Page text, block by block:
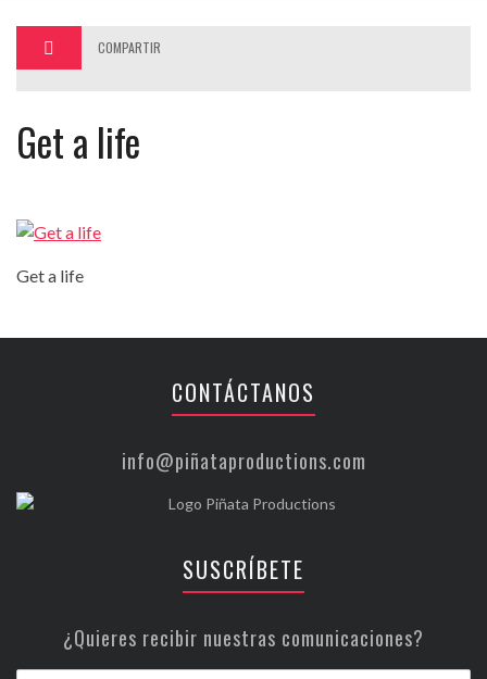
EXPOSICIONES
HISTORIAS
COMPARTIR
Get a life
Get a life
CONTÁCTANOS
info@piñataproductions.com
SUSCRÍBETE
¿Quieres recibir nuestras comunicaciones?